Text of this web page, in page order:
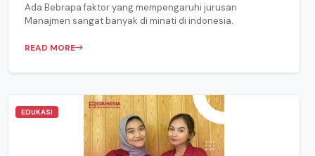
Ada Bebrapa faktor yang mempengaruhi jurusan
Manajmen sangat banyak di minati di indonesia.
READ MORE
EDUKASI